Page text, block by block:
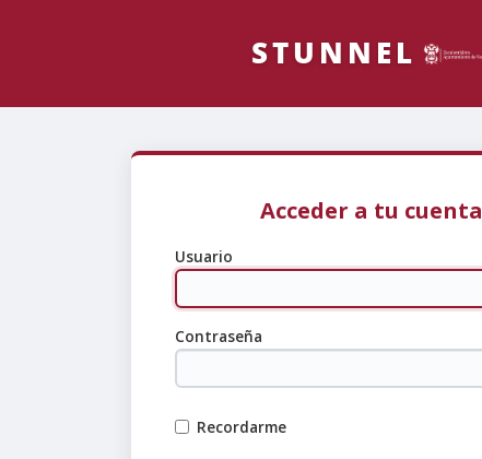
Acceder a tu cuenta
Usuario
Contraseña
Recordarme